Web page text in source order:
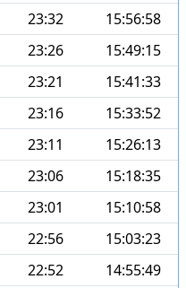
23:32 15:56:58
23:26 15:49:15
23:21 15:41:33
23:16 15:33:52
23:11 15:26:13
23:06 15:18:35
23:01 15:10:58
22:56 15:03:23
22:52 14:55:49